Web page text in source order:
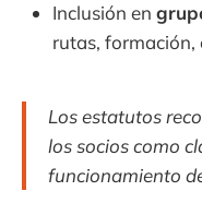
Inclusión en
rutas, formación,
Los estatutos
los socios como
funcionamiento